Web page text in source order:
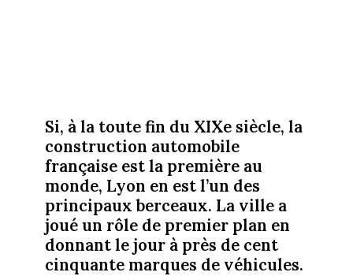
Si, à la toute fin du XIXe siècle, la
construction automobile
française est la première au
monde, Lyon en est l’un des
principaux berceaux. La ville a
joué un rôle de premier plan en
donnant le jour à près de cent
cinquante marques de véhicules.